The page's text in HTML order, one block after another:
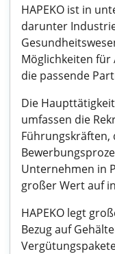
HAPEKO ist in
darunter
Möglichkeiten
die passende
Die
umfassen die
Unternehmen in
großer Wert auf
HAPEKO legt
Bezug auf